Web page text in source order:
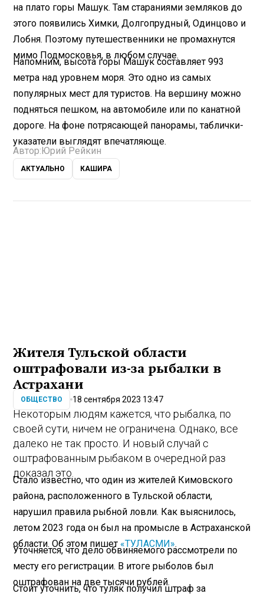
на плато горы Машук. Там стараниями земляков до
этого появились Химки, Долгопрудный, Одинцово и
Лобня. Поэтому путешественники не промахнутся
мимо Подмосковья, в любом случае.
Напомним, высота горы Машук составляет 993
метра над уровнем моря. Это одно из самых
популярных мест для туристов. На вершину можно
подняться пешком, на автомобиле или по канатной
дороге. На фоне потрясающей панорамы, таблички-
указатели выглядят впечатляюще.
Автор: Юрий Рейкин
АКТУАЛЬНО КАШИРА
Жителя Тульской области
оштрафовали из-за рыбалки в
Астрахани
ОБЩЕСТВО 18 сентября 2023 13:47
Некоторым людям кажется, что рыбалка, по
своей сути, ничем не ограничена. Однако, все
далеко не так просто. И новый случай с
оштрафованным рыбаком в очередной раз
доказал это.
Стало известно, что один из жителей Кимовского
района, расположенного в Тульской области,
нарушил правила рыбной ловли. Как выяснилось,
летом 2023 года он был на промысле в Астраханской
области. Об этом пишет «ТУЛАСМИ».
Уточняется, что дело обвиняемого рассмотрели по
месту его регистрации. В итоге рыболов был
оштрафован на две тысячи рублей.
Стоит уточнить, что туляк получил штраф за